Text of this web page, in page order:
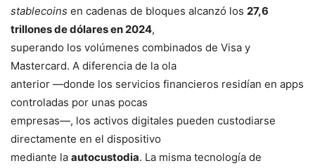
stablecoins en cadenas de bloques alcanzó los 27,6
trillones de dólares en 2024,
superando los volúmenes combinados de Visa y
Mastercard. A diferencia de la ola
anterior —donde los servicios financieros residían en apps
controladas por unas pocas
empresas—, los activos digitales pueden custodiarse
directamente en el dispositivo
mediante la autocustodia. La misma tecnología de